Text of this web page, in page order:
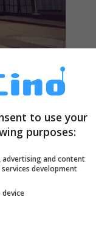
to use your
purposes:
advertising and content
development